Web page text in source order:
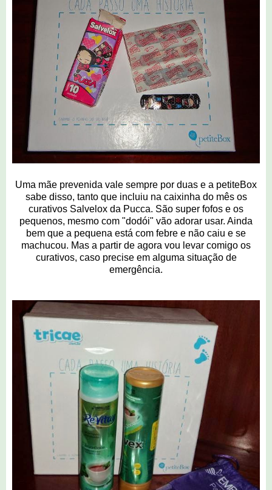
Uma mãe prevenida vale sempre por duas e a petiteBox
sabe disso, tanto que incluiu na caixinha do mês os
curativos Salvelox da Pucca. São super fofos e os
pequenos, mesmo com "dodói" vão adorar usar. Ainda
bem que a pequena está com febre e não caiu e se
machucou. Mas a partir de agora vou levar comigo os
curativos, caso precise em alguma situação de
emergência.